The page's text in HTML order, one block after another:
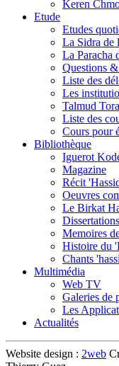
Keren
Etude
Etudes
La Sidra de
La Paracha
Questions
Liste des
Les
Talmud
Liste des
Cours pour
Bibliothèque
Iguerot
Magazine
Récit
Oeuvres
Le Birkat
Memoires
Histoire du
Chants
Multimédia
Web TV
Galeries de
Les
Actualités
Website design : 2web